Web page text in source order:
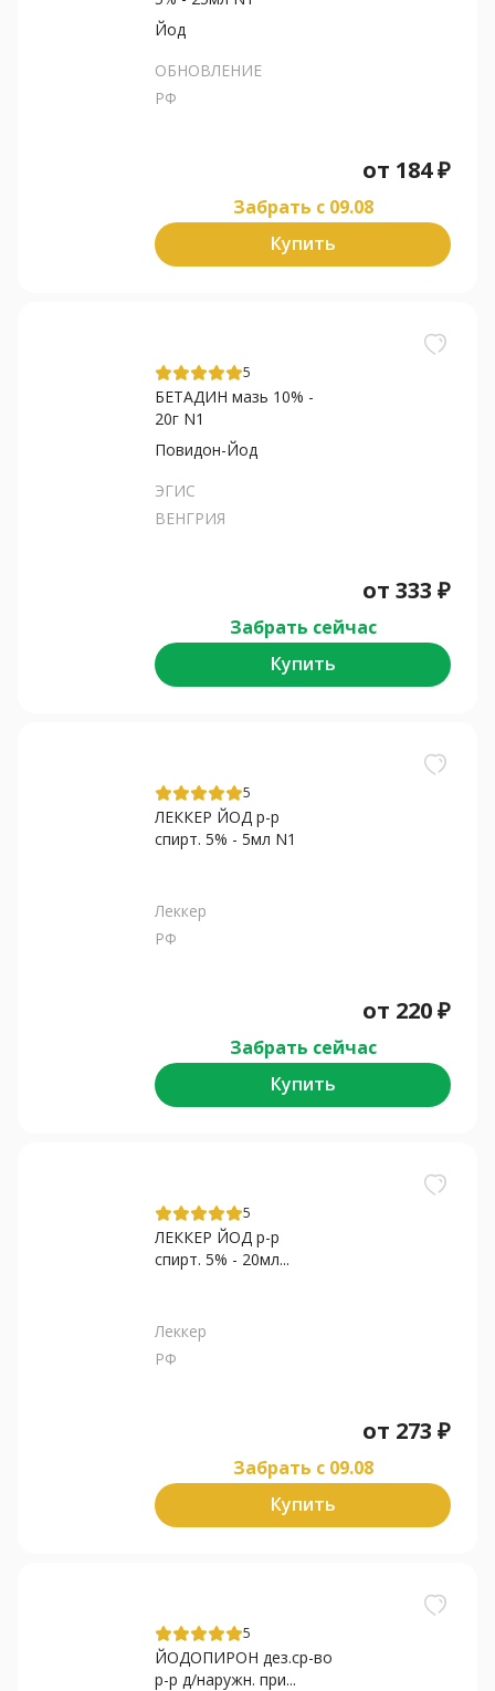
Йод
ОБНОВЛЕНИЕ
РФ
от 184₽
Забрать c 09.08
Купить
5
БЕТАДИН мазь 10% -
20г N1
Повидон-Йод
ЭГИС
ВЕНГРИЯ
от 333 ₽
Забрать сейчас
Купить
5
ЛЕККЕР ЙОД р-р
спирт. 5% - 5мл N1
Леккер
РФ
от 220₽
Забрать сейчас
Купить
5
ЛЕККЕР ЙОД р-р
спирт. 5% - 20мл...
Леккер
РФ
от 273 ₽
Забрать c 09.08
Купить
5
ЙОДОПИРОН дез.ср-во
р-р д/наружн. при...